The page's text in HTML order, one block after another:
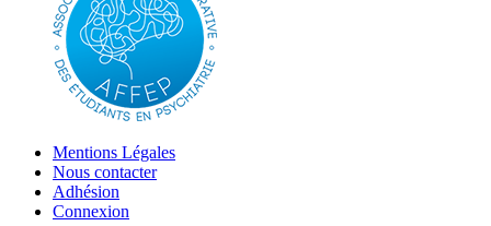
Mentions Légales
Nous contacter
Adhésion
Connexion